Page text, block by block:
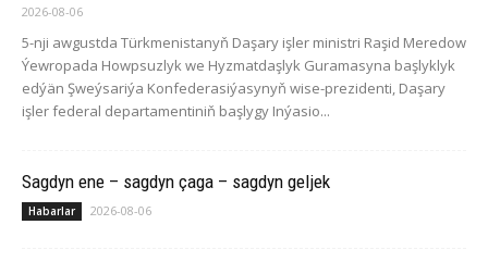
2026-08-06
5-nji awgustda Türkmenistanyň Daşary işler ministri Raşid Meredow
Ýewropada Howpsuzlyk we Hyzmatdaşlyk Guramasyna başlyklyk
edýän Şweýsariýa Konfederasiýasynyň wise-prezidenti, Daşary
işler federal departamentiniň başlygy Inýasio...
Sagdyn ene – sagdyn çaga – sagdyn geljek
Habarlar 2026-08-06